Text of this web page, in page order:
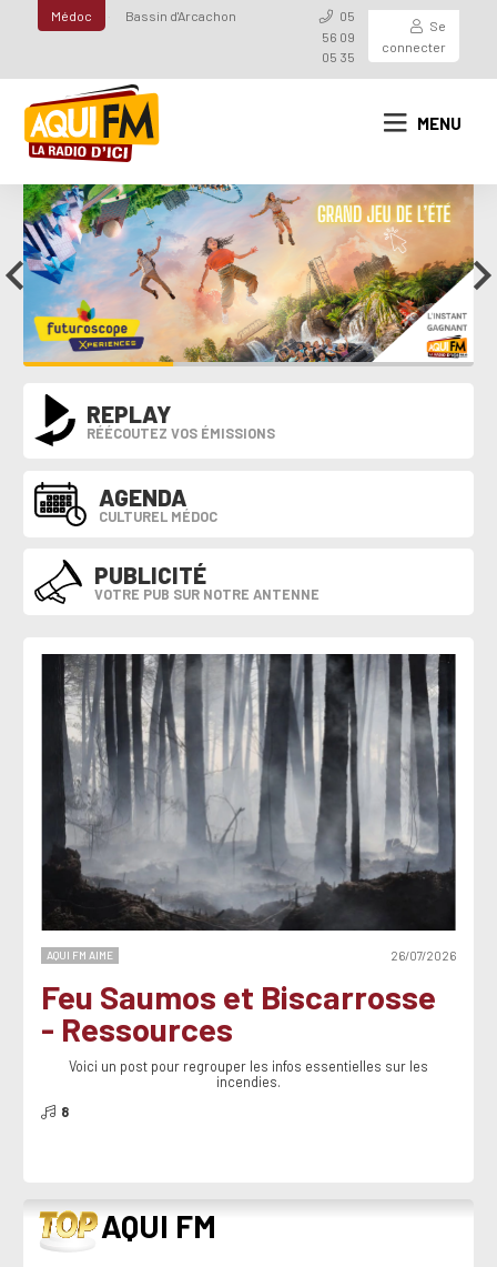
Médoc Bassin d'Arcachon
05
56 09
05 35
Se
connecter
MENU
REPLAY
RÉÉCOUTEZ VOS ÉMISSIONS
AGENDA
CULTUREL MÉDOC
PUBLICITÉ
VOTRE PUB SUR NOTRE ANTENNE
AQUI FM AIME 26/07/2026
Feu Saumos et Biscarrosse
- Ressources
Voici un post pour regrouper les infos essentielles sur les
incendies.
8
TOP AQUI FM